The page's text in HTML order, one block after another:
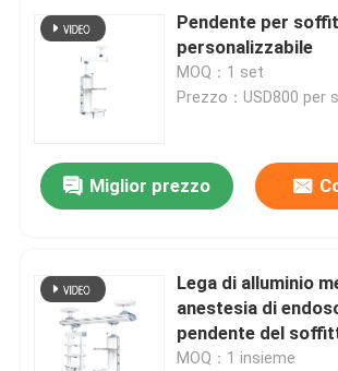
Pendente per
personalizzabile
MOQ：1 set
Prezzo：USD800 per
Miglior prezzo
Lega di alluminio
anestesia di
pendente del
braccio
MOQ：1 insieme